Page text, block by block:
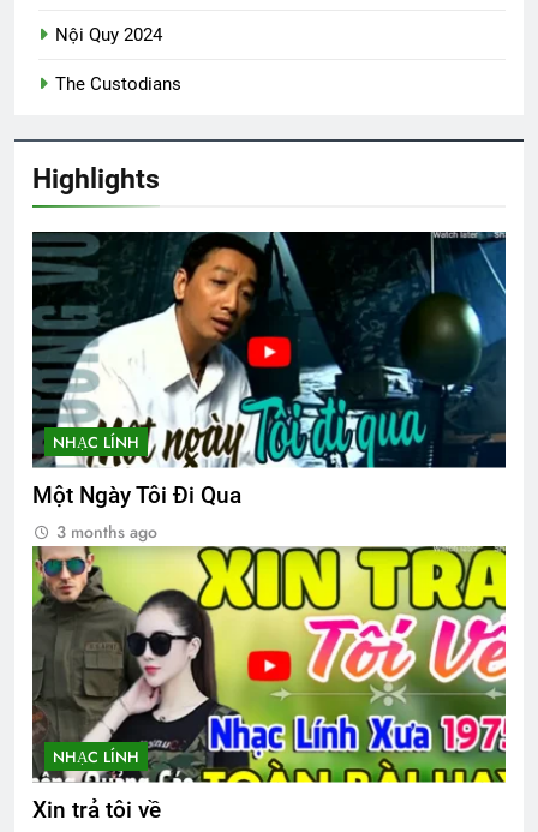
2 Years Ago
TẾT, LẠI NHỚ ĐÀ LẠT
3 Years Ago
Phi Đoàn 518 VNCH
2 Years Ago
CTBCTY Tập II chương 15
3 Years Ago
Thăm CSVSQ Phan Văn Ngọc K21
2 Years Ago
TÁM BỢM RƯỢU (Đỗ Phủ)
3 Years Ago
Nội Quy 2024
The Custodians
Highlights
NHẠC LÍNH
Một Ngày Tôi Đi Qua
3 months ago
NHẠC LÍNH
Xin trả tôi về